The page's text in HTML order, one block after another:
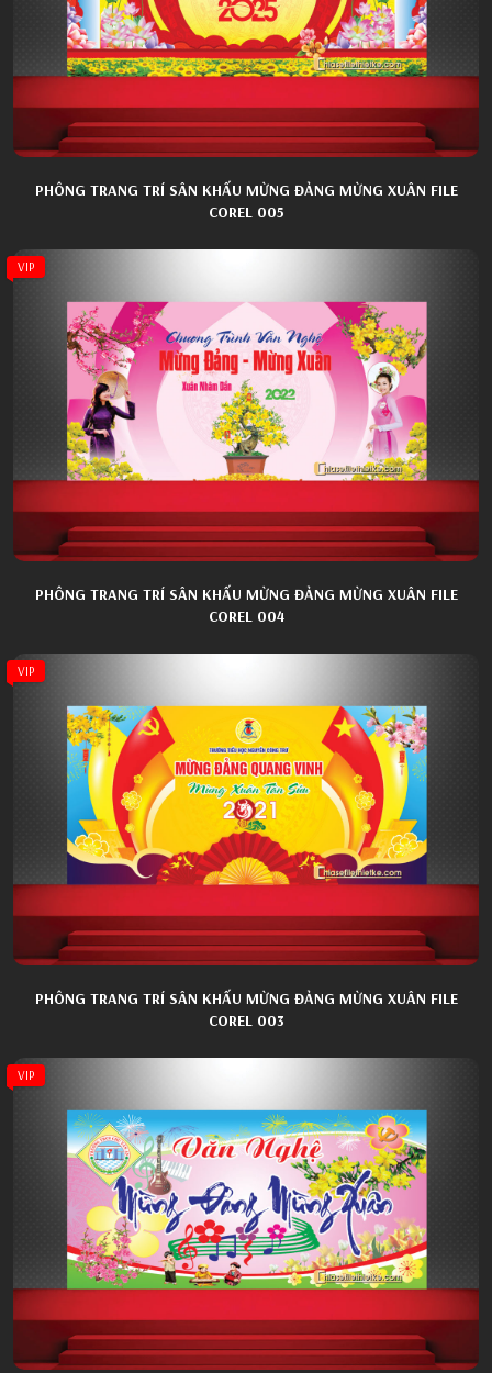
PHÔNG TRANG TRÍ SÂN KHẤU MỪNG ĐẢNG MỪNG XUÂN FILE
COREL 005
VIP
PHÔNG TRANG TRÍ SÂN KHẤU MỪNG ĐẢNG MỪNG XUÂN FILE
COREL 004
VIP
PHÔNG TRANG TRÍ SÂN KHẤU MỪNG ĐẢNG MỪNG XUÂN FILE
COREL 003
VIP